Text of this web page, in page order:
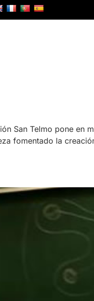
San Telmo pone en
fomentado la